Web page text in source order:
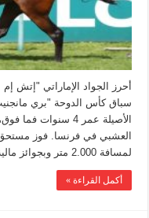
أحرز الجواد الإماراتي "إتش
سباق كأس الدوحة "بري
الأصيلة عمر 4
العشبي في فرنسا. فوز
لمسافة 2.000 متر وبجوائز مالية بلغت …
أكمل القراءة »